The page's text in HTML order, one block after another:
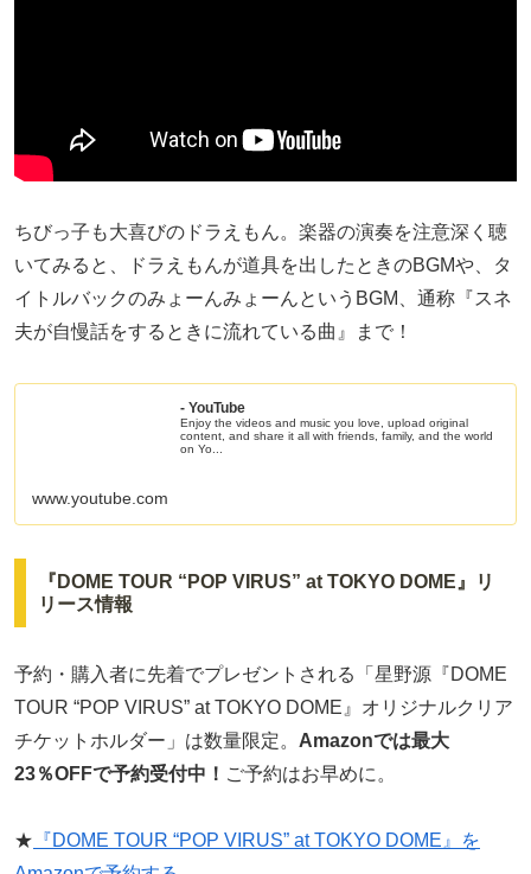
ちびっ子も大喜びのドラえもん。楽器の演奏を注意深く聴
いてみると、ドラえもんが道具を出したときのBGMや、タ
イトルバックのみょーんみょーんというBGM、通称『スネ
夫が自慢話をするときに流れている曲』まで！
- YouTube
Enjoy the videos and music you love, upload original
content, and share it all with friends, family, and the world
on Yo...
www.youtube.com
『DOME TOUR “POP VIRUS” at TOKYO DOME』リ
リース情報
予約・購入者に先着でプレゼントされる「星野源『DOME
TOUR “POP VIRUS” at TOKYO DOME』オリジナルクリア
チケットホルダー」は数量限定。 Amazonでは最大
23％OFFで予約受付中！ ご予約はお早めに。
★ 『DOME TOUR “POP VIRUS” at TOKYO DOME』を